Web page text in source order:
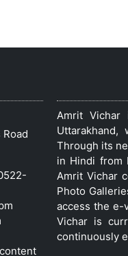
Amrit Vichar
Through its
in Hindi from
Amrit Vichar
Photo
access the e-
Vichar is
continuously